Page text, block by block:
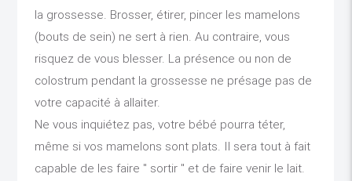
la grossesse. Brosser, étirer, pincer les mamelons
(bouts de sein) ne sert à rien. Au contraire, vous
risquez de vous blesser. La présence ou non de
colostrum pendant la grossesse ne présage pas de
votre capacité à allaiter.
Ne vous inquiétez pas, votre bébé pourra téter,
même si vos mamelons sont plats. Il sera tout à fait
capable de les faire " sortir " et de faire venir le lait.